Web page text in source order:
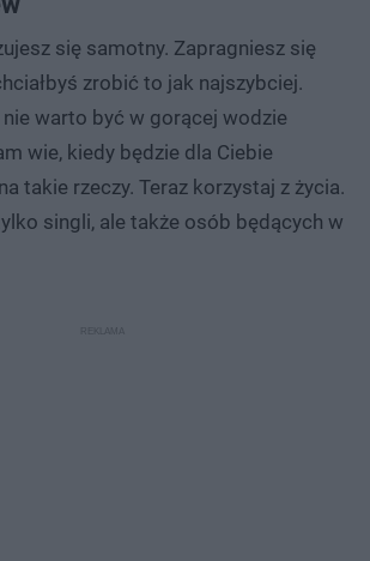
się samotny. Zapragniesz się
zrobić to jak najszybciej.
warto być w gorącej wodzie
wie, kiedy będzie dla Ciebie
takie rzeczy. Teraz korzystaj z życia.
singli, ale także osób będących w